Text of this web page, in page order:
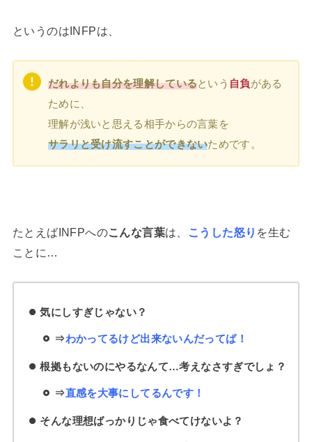
というのはINFPは、
だれよりも自分を理解しているという 自負がある
ために、
理解が浅いと思える相手からの言葉を
サラリと受け流すことができないためです。
たとえばINFPへのこんな言葉は、 こうした怒り を生む
ことに…
気にしすぎじゃない？
⇒わかってるけど出来ないんだってば！
根拠もないのにやるなんて…考えなさすぎでしょ？
⇒直感を大事にしてるんです！
そんな理想ばっかりじゃ食べてけないよ？